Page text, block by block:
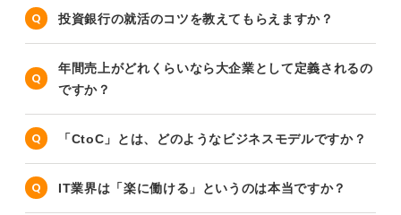
投資銀行の就活のコツを教えてもらえますか？
年間売上がどれくらいなら大企業として定義されるの
ですか？
「CtoC」とは、どのようなビジネスモデルですか？
IT業界は「楽に働ける」というのは本当ですか？